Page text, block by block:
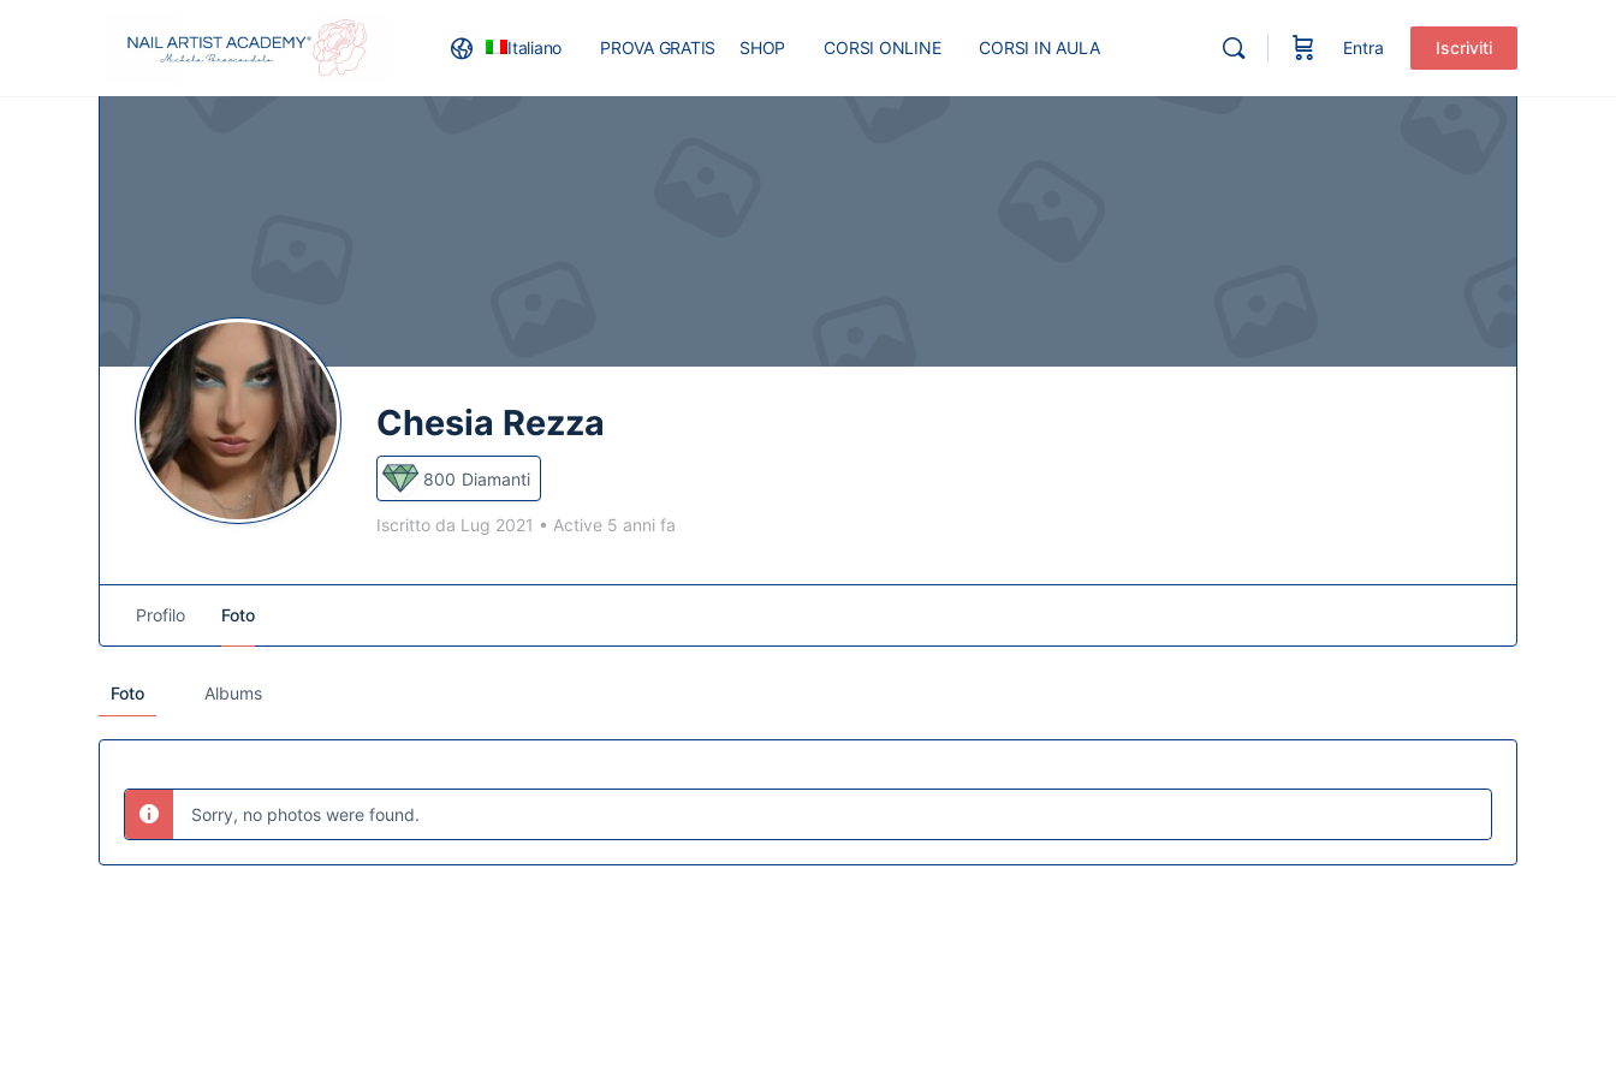
Italiano PROVA GRATIS SHOP CORSI ONLINE CORSI IN AULA Entra Iscriviti
Chesia Rezza
800 Diamanti
Iscritto da Lug 2021 • Active 5 anni fa
Profilo Foto
Foto Albums
Sorry, no photos were found.